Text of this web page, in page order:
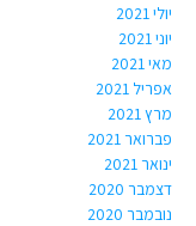
יולי 2021
יוני 2021
מאי 2021
אפריל 2021
מרץ 2021
פברואר 2021
ינואר 2021
דצמבר 2020
נובמבר 2020